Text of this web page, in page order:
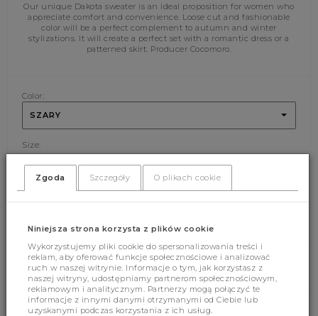
Our unique Dakota sweater is an ideal proposition for women who
appreciate comfort and convenience. Loose cut and fashionable
color will be a perfect complement to autumn and winter
stylizations. It will create a perfect set with a romantic dress or a
patterned skirt. Producer Cocomoro.
Color:
SZARY
Size:
UNI
(780) (0)
Zgoda Szczegóły O plikach cookie
Niniejsza strona korzysta z plików cookie
Wykorzystujemy pliki cookie do spersonalizowania treści i
reklam, aby oferować funkcje społecznościowe i analizować
ruch w naszej witrynie. Informacje o tym, jak korzystasz z
naszej witryny, udostępniamy partnerom społecznościowym,
reklamowym i analitycznym. Partnerzy mogą połączyć te
informacje z innymi danymi otrzymanymi od Ciebie lub
uzyskanymi podczas korzystania z ich usług.